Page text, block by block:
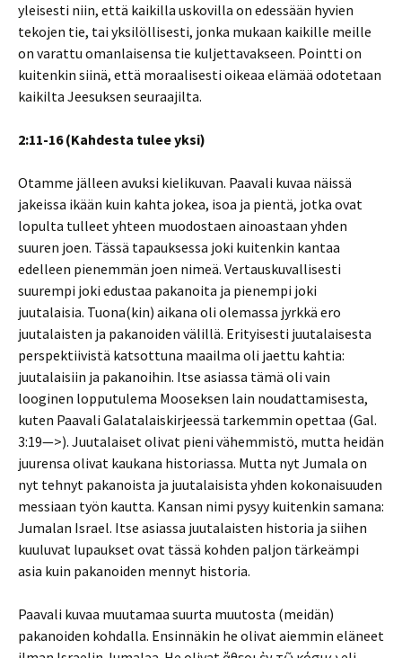
yleisesti niin, että kaikilla uskovilla on edessään hyvien
tekojen tie, tai yksilöllisesti, jonka mukaan kaikille meille
on varattu omanlaisensa tie kuljettavakseen. Pointti on
kuitenkin siinä, että moraalisesti oikeaa elämää odotetaan
kaikilta Jeesuksen seuraajilta.
2:11-16 (Kahdesta tulee yksi)
Otamme jälleen avuksi kielikuvan. Paavali kuvaa näissä
jakeissa ikään kuin kahta jokea, isoa ja pientä, jotka ovat
lopulta tulleet yhteen muodostaen ainoastaan yhden
suuren joen. Tässä tapauksessa joki kuitenkin kantaa
edelleen pienemmän joen nimeä. Vertauskuvallisesti
suurempi joki edustaa pakanoita ja pienempi joki
juutalaisia. Tuona(kin) aikana oli olemassa jyrkkä ero
juutalaisten ja pakanoiden välillä. Erityisesti juutalaisesta
perspektiivistä katsottuna maailma oli jaettu kahtia:
juutalaisiin ja pakanoihin. Itse asiassa tämä oli vain
looginen lopputulema Mooseksen lain noudattamisesta,
kuten Paavali Galatalaiskirjeessä tarkemmin opettaa (Gal.
3:19—>). Juutalaiset olivat pieni vähemmistö, mutta heidän
juurensa olivat kaukana historiassa. Mutta nyt Jumala on
nyt tehnyt pakanoista ja juutalaisista yhden kokonaisuuden
messiaan työn kautta. Kansan nimi pysyy kuitenkin samana:
Jumalan Israel. Itse asiassa juutalaisten historia ja siihen
kuuluvat lupaukset ovat tässä kohden paljon tärkeämpi
asia kuin pakanoiden mennyt historia.
Paavali kuvaa muutamaa suurta muutosta (meidän)
pakanoiden kohdalla. Ensinnäkin he olivat aiemmin eläneet